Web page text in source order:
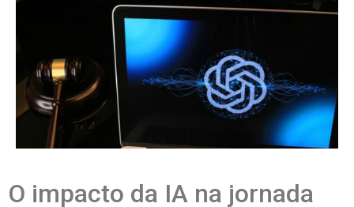
O impacto da IA na jornada